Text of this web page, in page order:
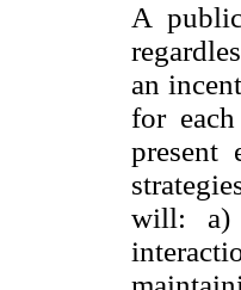
A
an
for
present
will: a)